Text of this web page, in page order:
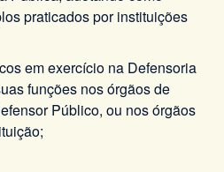
praticados por instituições
em exercício na Defensoria
funções nos órgãos de
Público, ou nos órgãos